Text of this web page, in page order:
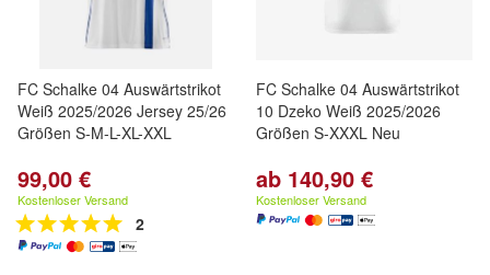
FC Schalke 04 Auswärtstrikot
Weiß 2025/2026 Jersey 25/26
Größen S-M-L-XL-XXL
99,00 €
Kostenloser Versand
2
FC Schalke 04 Auswärtstrikot
10 Dzeko Weiß 2025/2026
Größen S-XXXL Neu
ab 140,90 €
Kostenloser Versand